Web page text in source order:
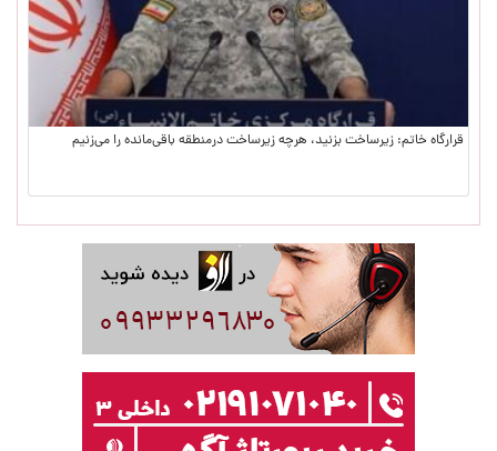
قرارگاه خاتم: زیرساخت بزنید، هرچه زیرساخت درمنطقه باقی‌مانده را می‌زنیم